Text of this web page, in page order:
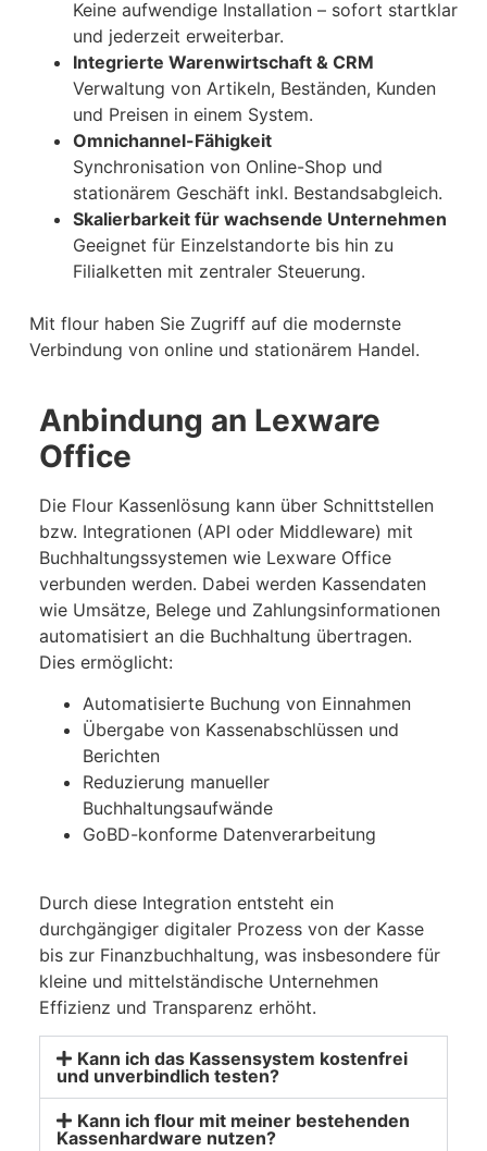
Keine aufwendige Installation – sofort startklar
und jederzeit erweiterbar.
Integrierte Warenwirtschaft & CRM
Verwaltung von Artikeln, Beständen, Kunden
und Preisen in einem System.
Omnichannel-Fähigkeit
Synchronisation von Online-Shop und
stationärem Geschäft inkl. Bestandsabgleich.
Skalierbarkeit für wachsende Unternehmen
Geeignet für Einzelstandorte bis hin zu
Filialketten mit zentraler Steuerung.
Mit flour haben Sie Zugriff auf die modernste
Verbindung von online und stationärem Handel.
Anbindung an Lexware
Office
Die Flour Kassenlösung kann über Schnittstellen
bzw. Integrationen (API oder Middleware) mit
Buchhaltungssystemen wie Lexware Office
verbunden werden. Dabei werden Kassendaten
wie Umsätze, Belege und Zahlungsinformationen
automatisiert an die Buchhaltung übertragen.
Dies ermöglicht:
Automatisierte Buchung von Einnahmen
Übergabe von Kassenabschlüssen und
Berichten
Reduzierung manueller
Buchhaltungsaufwände
GoBD-konforme Datenverarbeitung
Durch diese Integration entsteht ein
durchgängiger digitaler Prozess von der Kasse
bis zur Finanzbuchhaltung, was insbesondere für
kleine und mittelständische Unternehmen
Effizienz und Transparenz erhöht.
Kann ich das Kassensystem kostenfrei
und unverbindlich testen?
Kann ich flour mit meiner bestehenden
Kassenhardware nutzen?